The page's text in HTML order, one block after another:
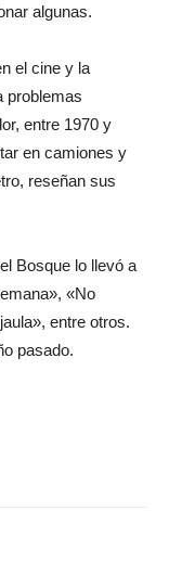
algunas.
el cine y la
problemas
entre 1970 y
en camiones y
reseñan sus
Bosque lo llevó a
«No
entre otros.
pasado.